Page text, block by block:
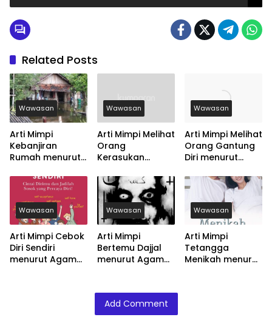
Related Posts
Wawasan
Arti Mimpi
Kebanjiran
Rumah menurut
dan Primbon
Jawa
Wawasan
Arti Mimpi Melihat
Orang
Kerasukan
Psikologi dan
Primbon Jawa
Wawasan
Arti Mimpi Melihat
Orang Gantung
Diri menurut
dan Primbon
Jawa
Wawasan
Arti Mimpi Cebok
Diri Sendiri
menurut Agama,
Wawasan
Arti Mimpi
Bertemu Dajjal
menurut Agama,
Wawasan
Arti Mimpi
Tetangga
Menikah menurut
Add Comment